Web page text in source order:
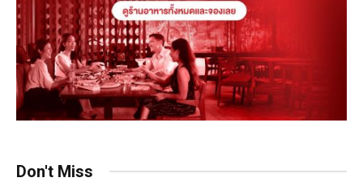
Don't Miss